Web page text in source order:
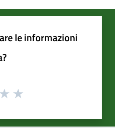
le informazioni